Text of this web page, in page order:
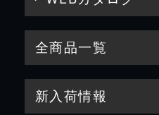
全商品一覧
新入荷情報